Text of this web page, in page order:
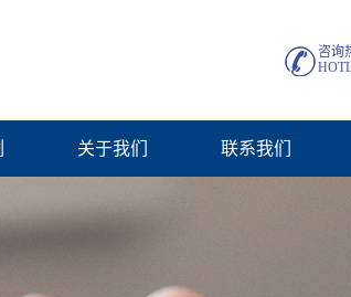
咨询
关于我们 联系我们